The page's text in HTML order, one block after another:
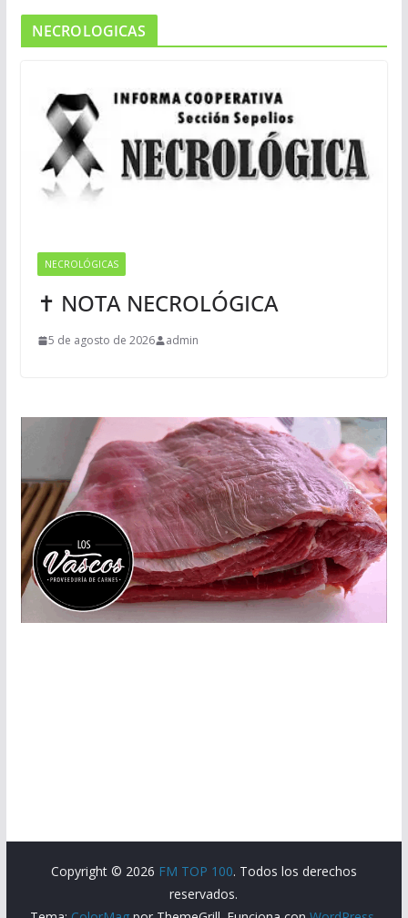
NECROLOGICAS
NECROLÓGICAS
✝ NOTA NECROLÓGICA
5 de agosto de 2026 admin
Copyright © 2026 FM TOP 100. Todos los derechos
reservados.